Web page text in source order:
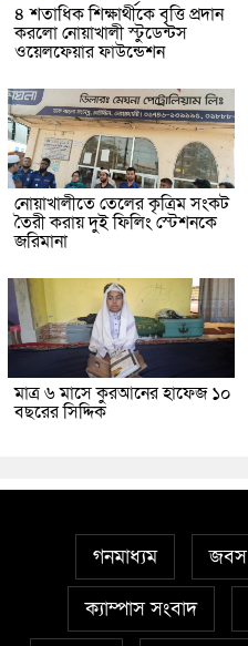
৪ শতাধিক শিক্ষার্থীকে বৃত্তি প্রদান
করলো নোয়াখালী স্টুডেন্টস
ওয়েলফেয়ার ফাউন্ডেশন
নোয়াখালীতে তেলের কৃত্রিম সংকট
তৈরী করায় দুই ফিলিং স্টেশনকে
জরিমানা
মাত্র ৬ মাসে কুরআনের হাফেজ ১০
বছরের সিদ্দিক
গনমাধ্যম জবস
ক্যাম্পাস সংবাদ